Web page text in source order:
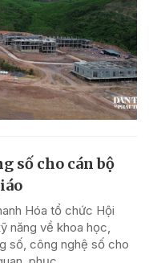
số cho cán bộ
Hóa tổ chức Hội
năng về khoa học,
số, công nghệ số cho